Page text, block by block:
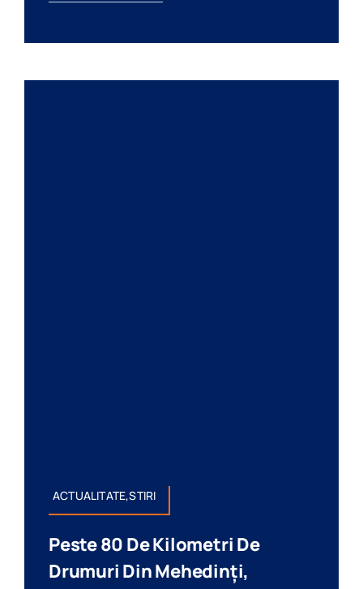
ACTUALITATE,STIRI
Peste 80 De Kilometri De
Drumuri Din Mehedinți,